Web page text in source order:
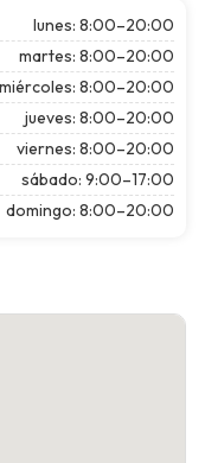
lunes: 8:00–20:00
martes: 8:00–20:00
miércoles: 8:00–20:00
jueves: 8:00–20:00
viernes: 8:00–20:00
sábado: 9:00–17:00
domingo: 8:00–20:00